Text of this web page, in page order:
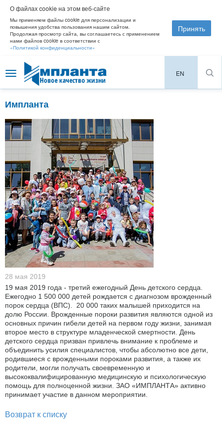
О файлах cookie на этом веб-сайте
Мы применяем файлы cookie для персонализации и
повышения удобства пользования нашим сайтом.
Продолжая просмотр сайта, вы соглашаетесь с применением
нами файлов cookie в соответствии с
«Политикой конфиденциальности»
Принять
Toggle
navigation
EN
Импланта
28 мая 2019
19 мая 2019 года - третий ежегодный День детского сердца.
Ежегодно 1 500 000 детей рождается с диагнозом врожденный
порок сердца (ВПС). 20 000 таких малышей приходится на
долю России. Врожденные пороки развития являются одной из
основных причин гибели детей на первом году жизни, занимая
второе место в структуре младенческой смертности. День
детского сердца призван привлечь внимание к проблеме и
объединить усилия специалистов, чтобы абсолютно все дети,
родившиеся с врожденными пороками развития, а также их
родители, могли получать своевременную и
высококвалифицированную медицинскую и психологическую
помощь для полноценной жизни. ЗАО «ИМПЛАНТА» активно
принимает участие в данном мероприятии.
Возврат к списку